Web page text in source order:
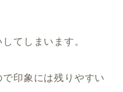
てしまいます。
印象には残りやすい